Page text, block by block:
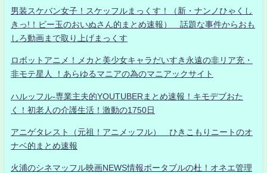
男装スケバン女子！スケッフルまっくす！（新・ナンノひゃくし
きっ!！ビー玉のおいぬさん的まとめ速報） 話題な事件からおも
しろ動画まで取り上げまっくす
ロボットアニメ！メカと美少女キャラだいすき永遠の非リア充・
非モテ星人 ！あらゆるマニアの為のマニアックサイト
ハルッフル-専業主夫的YOUTUBERまとめ速報！キモデブおた
く！初老人の介護生活！激動の1750日
アニゲタレスト（元祖！アニメッフル） ひきこもりニートのオ
ナベ的まとめ速報
火浦のシネマッフル映画NEWS情報ポータブルの杜！オネエ管理